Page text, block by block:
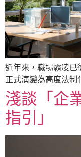
近年來，職場霸凌已
正式演變為高度法制
淺談「企
指引」